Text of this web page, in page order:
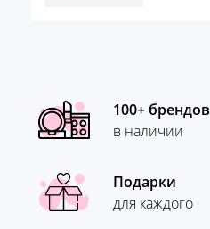
100+ брендов
в наличии
Подарки
для каждого